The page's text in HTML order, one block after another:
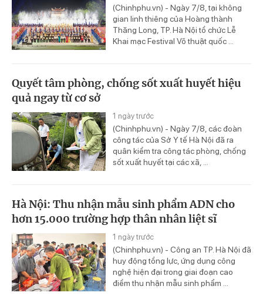
(Chinhphu.vn) - Ngày 7/8, tại không
gian linh thiêng của Hoàng thành
Thăng Long, TP. Hà Nội tổ chức Lễ
Khai mạc Festival Võ thuật quốc ...
Quyết tâm phòng, chống sốt xuất huyết hiệu
quả ngay từ cơ sở
1 ngày trước
(Chinhphu.vn) - Ngày 7/8, các đoàn
công tác của Sở Y tế Hà Nội đã ra
quân kiểm tra công tác phòng, chống
sốt xuất huyết tại các xã, ...
Hà Nội: Thu nhận mẫu sinh phẩm ADN cho
hơn 15.000 trường hợp thân nhân liệt sĩ
1 ngày trước
(Chinhphu.vn) - Công an TP. Hà Nội đã
huy động tổng lực, ứng dụng công
nghệ hiện đại trong giai đoạn cao
điểm thu nhận mẫu sinh phẩm ...